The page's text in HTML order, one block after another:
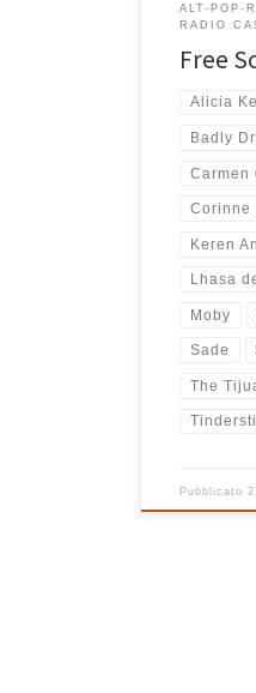
ALT-POP-
RADIO
Free
Alicia
Badly
Carmen
Corinne
Keren
Lhasa
Moby
Sade
The
Pubblicato